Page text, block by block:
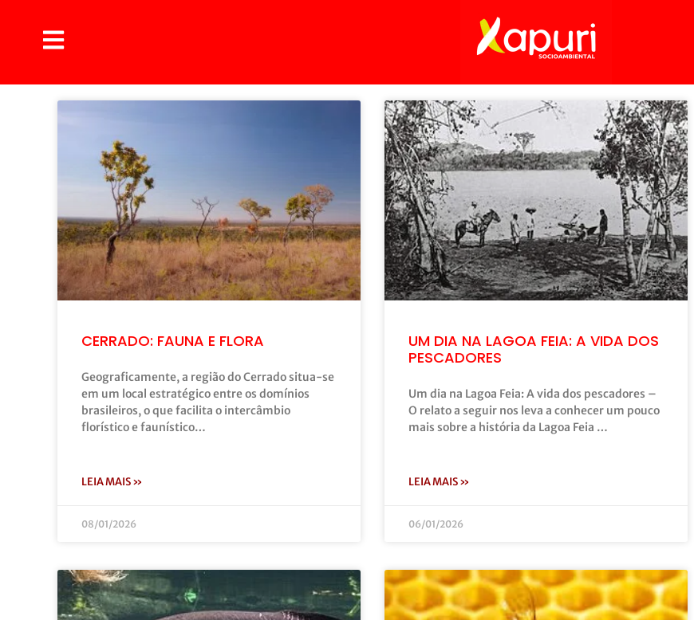
CERRADO: FAUNA E FLORA
Geograficamente, a região do Cerrado situa-se
em um local estratégico entre os domínios
brasileiros, o que facilita o intercâmbio
florístico e faunístico…
LEIA MAIS »
08/01/2026
UM DIA NA LAGOA FEIA: A VIDA DOS
PESCADORES
Um dia na Lagoa Feia: A vida dos pescadores –
O relato a seguir nos leva a conhecer um pouco
mais sobre a história da Lagoa Feia …
LEIA MAIS »
06/01/2026